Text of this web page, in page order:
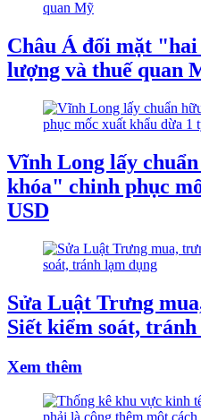
Châu Á đối mặt
lượng và thuế quan
Vĩnh Long lấy
khóa" chinh phục
USD
Sửa Luật Trưng
Siết kiểm soát,
Xem thêm